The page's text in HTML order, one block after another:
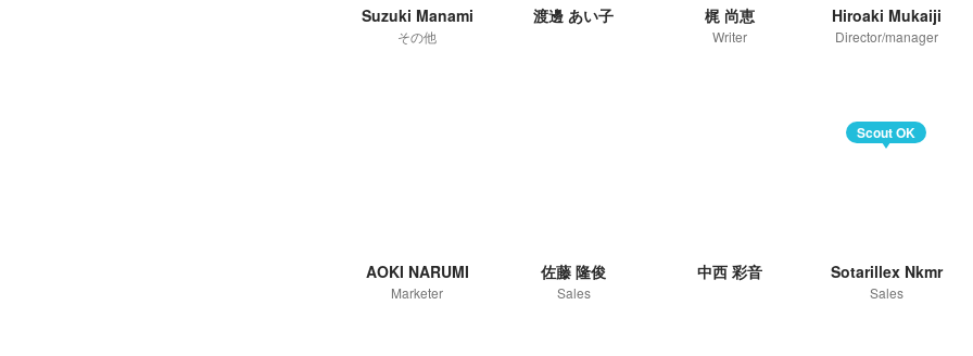
Suzuki Manami
その他
渡邊 あい子 梶 尚恵
Writer
Hiroaki Mukaiji
Director/manager
AOKI NARUMI
Marketer
佐藤 隆俊
Sales
中西 彩音
Scout OK
Sotarillex Nkmr
Sales